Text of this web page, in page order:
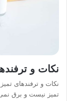
نکات و
نکات و ترفندهای
تمیز نیست و برق